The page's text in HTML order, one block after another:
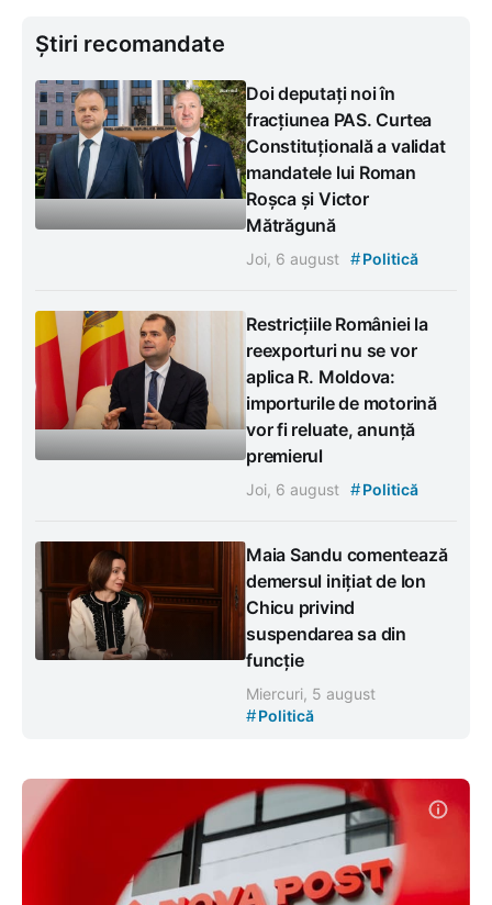
Știri recomandate
Doi deputați noi în
fracțiunea PAS. Curtea
Constituțională a validat
mandatele lui Roman
Roșca și Victor
Mătrăgună
Joi, 6 august #Politică
Restricțiile României la
reexporturi nu se vor
aplica R. Moldova:
importurile de motorină
vor fi reluate, anunță
premierul
Joi, 6 august #Politică
Maia Sandu comentează
demersul inițiat de Ion
Chicu privind
suspendarea sa din
funcție
Miercuri, 5 august
#Politică